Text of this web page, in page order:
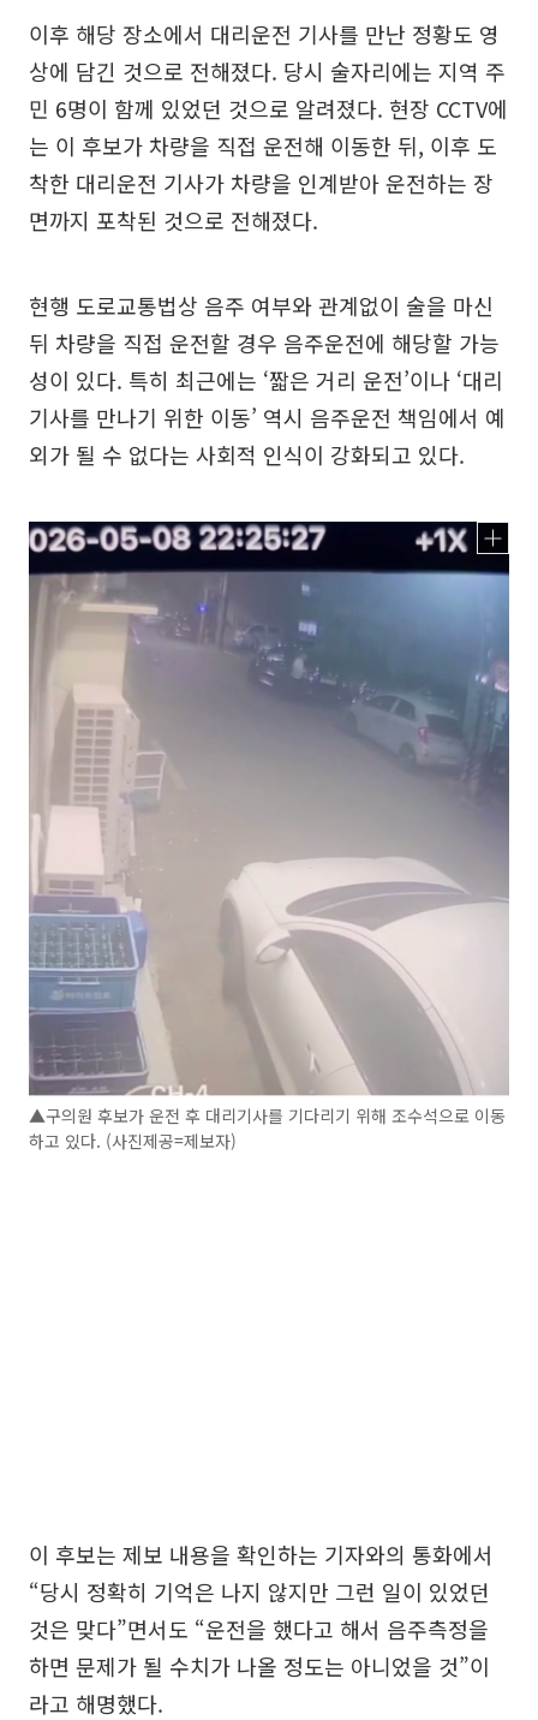
이후 해당 장소에서 대리운전 기사를 만난 정황도 영
상에 담긴 것으로 전해졌다. 당시 술자리에는 지역 주
민 6명이 함께 있었던 것으로 알려졌다. 현장 CCTV에
는 이 후보가 차량을 직접 운전해 이동한 뒤, 이후 도
착한 대리운전 기사가 차량을 인계받아 운전하는 장
면까지 포착된 것으로 전해졌다.
현행 도로교통법상 음주 여부와 관계없이 술을 마신
뒤 차량을 직접 운전할 경우 음주운전에 해당할 가능
성이 있다. 특히 최근에는 ‘짧은 거리 운전’이나 ‘대리
기사를 만나기 위한 이동’ 역시 음주운전 책임에서 예
외가 될 수 없다는 사회적 인식이 강화되고 있다.
▲구의원 후보가 운전 후 대리기사를 기다리기 위해 조수석으로 이동
하고 있다. (사진제공=제보자)
이 후보는 제보 내용을 확인하는 기자와의 통화에서
“당시 정확히 기억은 나지 않지만 그런 일이 있었던
것은 맞다”면서도 “운전을 했다고 해서 음주측정을
하면 문제가 될 수치가 나올 정도는 아니었을 것”이
라고 해명했다.